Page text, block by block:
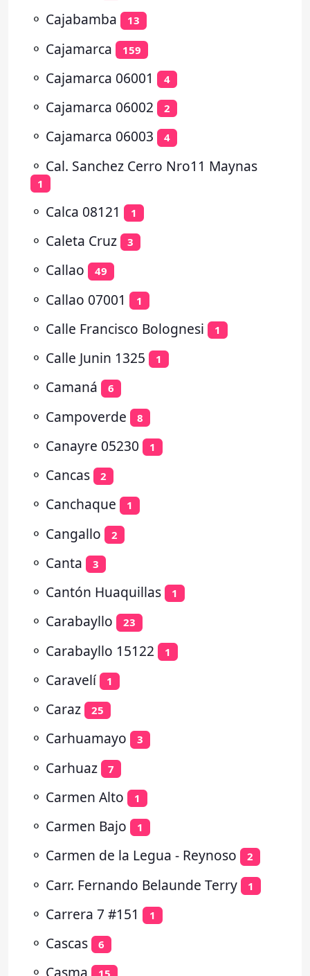
⚬ Cajabamba 13
⚬ Cajamarca 159
⚬ Cajamarca 06001 4
⚬ Cajamarca 06002 2
⚬ Cajamarca 06003 4
⚬ Cal. Sanchez Cerro Nro11 Maynas
1
⚬ Calca 08121 1
⚬ Caleta Cruz 3
⚬ Callao 49
⚬ Callao 07001 1
⚬ Calle Francisco Bolognesi 1
⚬ Calle Junin 1325 1
⚬ Camaná 6
⚬ Campoverde 8
⚬ Canayre 05230 1
⚬ Cancas 2
⚬ Canchaque 1
⚬ Cangallo 2
⚬ Canta 3
⚬ Cantón Huaquillas 1
⚬ Carabayllo 23
⚬ Carabayllo 15122 1
⚬ Caravelí 1
⚬ Caraz 25
⚬ Carhuamayo 3
⚬ Carhuaz 7
⚬ Carmen Alto 1
⚬ Carmen Bajo 1
⚬ Carmen de la Legua - Reynoso 2
⚬ Carr. Fernando Belaunde Terry 1
⚬ Carrera 7 #151 1
⚬ Cascas 6